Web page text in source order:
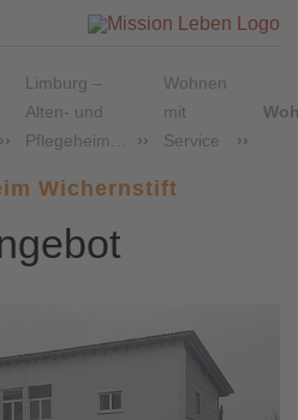
Limburg –
Alten- und
Pflegeheim…
Wohnen
mit
Service
Wichernstift